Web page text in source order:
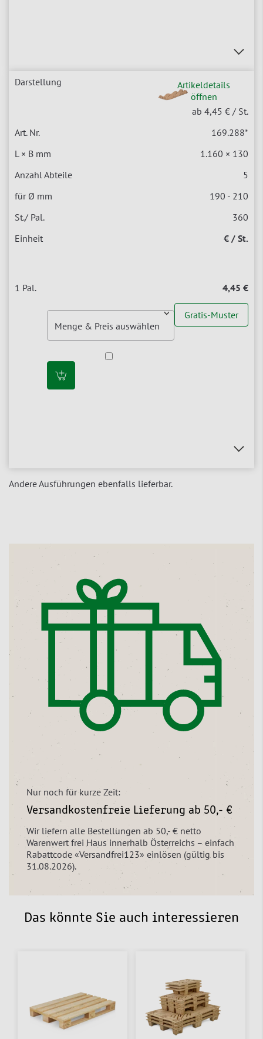
Artikeldetails
öffnen
ab 4,45 € / St.
169.288*
1.160 × 130
5
190 - 210
360
€ / St.
4,45 €
Gratis-Muster
Andere Ausführungen ebenfalls lieferbar.
Nur noch für kurze Zeit:
Versandkostenfreie Lieferung ab 50,- €
Wir liefern alle Bestellungen ab 50,- € netto
Warenwert frei Haus innerhalb Österreichs – einfach
Rabattcode «Versandfrei123» einlösen (gültig bis
31.08.2026).
Das könnte Sie auch interessieren